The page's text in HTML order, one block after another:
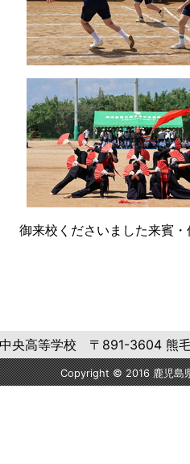
御来校くださいました来賓・
中央高等学校 〒891-3604
Copyright © 2016 鹿児島